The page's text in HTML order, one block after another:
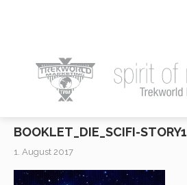
BOOKLET_DIE_SCIFI-STORY1
1. August 2017